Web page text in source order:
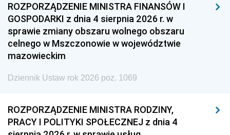
1951 1950 1949
1948 1947 1946
1945
1932 1931 1930
1929 1928 1927
ROZPORZĄDZENIE MINISTRA FINANSÓW I
GOSPODARKI z dnia 4 sierpnia 2026 r. w
sprawie zmiany obszaru wolnego obszaru
celnego w Mszczonowie w województwie
mazowieckim
Dziennik Ustaw rok 2026 poz. 1069
ROZPORZĄDZENIE MINISTRA RODZINY,
PRACY I POLITYKI SPOŁECZNEJ z dnia 4